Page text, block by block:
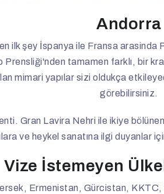
Andorra
ilk şey İspanya ile Fransa arasinda
Prensliği'nden tamamen farklı, bir
mimari yapılar sizi oldukça
görebilirsiniz.
Gran Lavira Nehri ile ikiye
ve heykel sanatına ilgi duyanlar
Vize İstemeyen
Ermenistan, Gürcistan,